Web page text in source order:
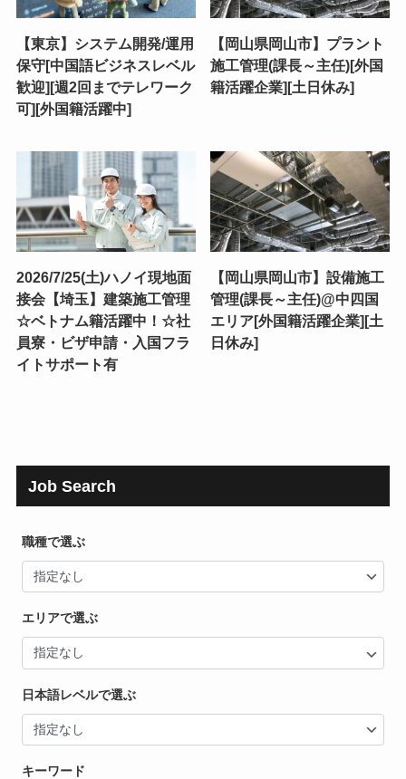
【東京】システム開発/運用
保守[中国語ビジネスレベル
歓迎][週2回までテレワーク
可][外国籍活躍中]
【岡山県岡山市】プラント
施工管理(課長～主任)[外国
籍活躍企業][土日休み]
2026/7/25(土)ハノイ現地面
接会【埼玉】建築施工管理
☆ベトナム籍活躍中！☆社
員寮・ビザ申請・入国フラ
イトサポート有
【岡山県岡山市】設備施工
管理(課長～主任)@中四国
エリア[外国籍活躍企業][土
日休み]
Job Search
職種で選ぶ
エリアで選ぶ
日本語レベルで選ぶ
キーワード